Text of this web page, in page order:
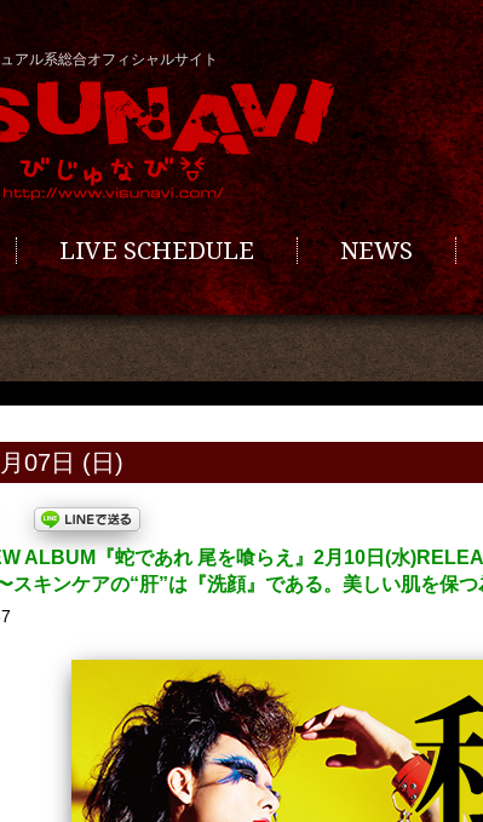
アル系総合オフィシャルサイト
LIVE SCHEDULE NEWS
07日 (日)
ALBUM『蛇であれ 尾を喰らえ』2月10日(水
スキンケアの“肝”は『洗顔』である。美しい肌を保つ